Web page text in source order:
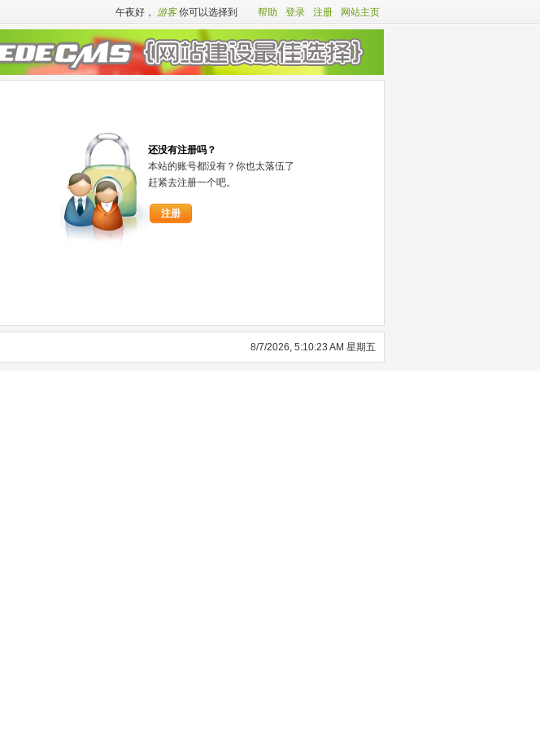
网站主页
注册
登录
帮助
午夜好， 游客你可以选择到
还没有注册吗？
本站的账号都没有？你也太落伍了
赶紧去注册一个吧。
注册
8/7/2026, 5:10:23 AM 星期五